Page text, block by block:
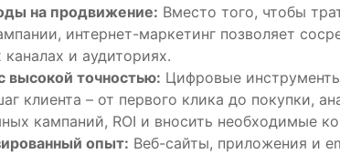
на продвижение: Вместо того, чтобы
интернет-маркетинг позволяет
и аудиториях.
высокой точностью: Цифровые
клиента – от первого клика до покупки,
кампаний, ROI и вносить необходимые
опыт: Веб-сайты, приложения и